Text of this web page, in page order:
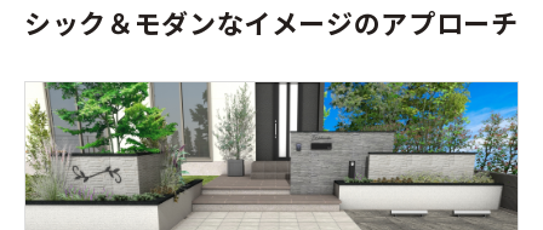
シック＆モダンなイメージのアプローチ